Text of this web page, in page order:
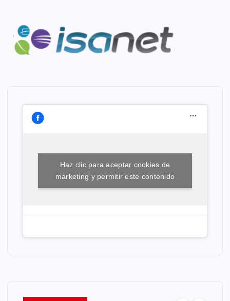
Haz clic para aceptar cookies de
marketing y permitir este contenido